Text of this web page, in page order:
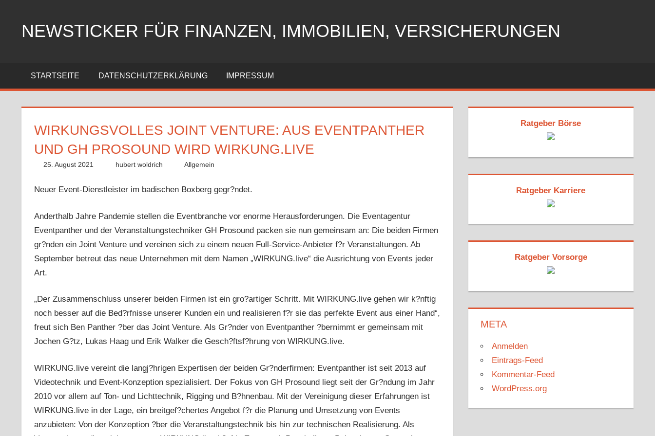
springenNEWSTICKER FÜR FINANZEN, IMMOBILIEN, VERSICHERUNGEN
STARTSEITE DATENSCHUTZERKLÄRUNG IMPRESSUM
WIRKUNGSVOLLES JOINT VENTURE: AUS EVENTPANTHER
UND GH PROSOUND WIRD WIRKUNG.LIVE
25. August 2021 hubert woldrich Allgemein
Neuer Event-Dienstleister im badischen Boxberg gegr?ndet.
Anderthalb Jahre Pandemie stellen die Eventbranche vor enorme Herausforderungen. Die Eventagentur
Eventpanther und der Veranstaltungstechniker GH Prosound packen sie nun gemeinsam an: Die beiden Firmen
gr?nden ein Joint Venture und vereinen sich zu einem neuen Full-Service-Anbieter f?r Veranstaltungen. Ab
September betreut das neue Unternehmen mit dem Namen „WIRKUNG.live“ die Ausrichtung von Events jeder
Art.
„Der Zusammenschluss unserer beiden Firmen ist ein gro?artiger Schritt. Mit WIRKUNG.live gehen wir k?nftig
noch besser auf die Bed?rfnisse unserer Kunden ein und realisieren f?r sie das perfekte Event aus einer Hand“,
freut sich Ben Panther ?ber das Joint Venture. Als Gr?nder von Eventpanther ?bernimmt er gemeinsam mit
Jochen G?tz, Lukas Haag und Erik Walker die Gesch?ftsf?hrung von WIRKUNG.live.
WIRKUNG.live vereint die langj?hrigen Expertisen der beiden Gr?nderfirmen: Eventpanther ist seit 2013 auf
Videotechnik und Event-Konzeption spezialisiert. Der Fokus von GH Prosound liegt seit der Gr?ndung im Jahr
2010 vor allem auf Ton- und Lichttechnik, Rigging und B?hnenbau. Mit der Vereinigung dieser Erfahrungen ist
WIRKUNG.live in der Lage, ein breitgef?chertes Angebot f?r die Planung und Umsetzung von Events
anzubieten: Von der Konzeption ?ber die Veranstaltungstechnik bis hin zur technischen Realisierung. Als
Ratgeber Börse
Ratgeber Karriere
Ratgeber Vorsorge
META
Anmelden
Eintrags-Feed
Kommentar-Feed
WordPress.org